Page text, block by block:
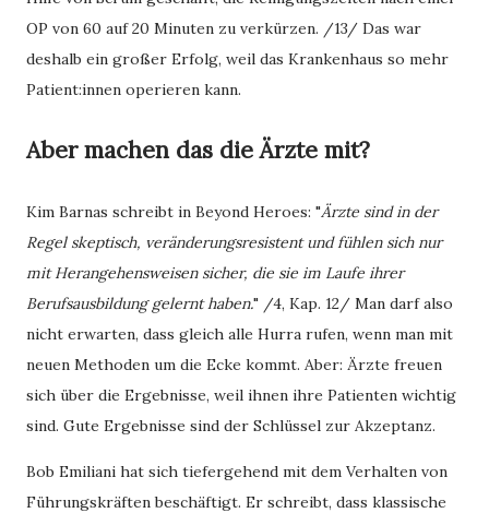
OP von 60 auf 20 Minuten zu verkürzen. /13/ Das war
deshalb ein großer Erfolg, weil das Krankenhaus so mehr
Patient:innen operieren kann.
Aber machen das die Ärzte mit?
Kim Barnas schreibt in Beyond Heroes: "Ärzte sind in der
Regel skeptisch, veränderungsresistent und fühlen sich nur
mit Herangehensweisen sicher, die sie im Laufe ihrer
Berufsausbildung gelernt haben." /4, Kap. 12/ Man darf also
nicht erwarten, dass gleich alle Hurra rufen, wenn man mit
neuen Methoden um die Ecke kommt. Aber: Ärzte freuen
sich über die Ergebnisse, weil ihnen ihre Patienten wichtig
sind. Gute Ergebnisse sind der Schlüssel zur Akzeptanz.
Bob Emiliani hat sich tiefergehend mit dem Verhalten von
Führungskräften beschäftigt. Er schreibt, dass klassische